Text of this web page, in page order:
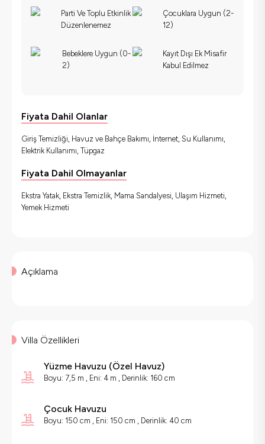
Parti Ve Toplu Etkinlik
Düzenlenemez
Çocuklara Uygun (2-
12)
Bebeklere Uygun (0-
2)
Kayıt Dışı Ek Misafir
Kabul Edilmez
Fiyata Dahil Olanlar
Giriş Temizliği, Havuz ve Bahçe Bakımı, İnternet, Su Kullanımı,
Elektrik Kullanımı, Tüpgaz
Fiyata Dahil Olmayanlar
Ekstra Yatak, Ekstra Temizlik, Mama Sandalyesi, Ulaşım Hizmeti,
Yemek Hizmeti
Açıklama
Villa Özellikleri
Yüzme Havuzu (Özel Havuz)
Boyu: 7,5 m , Eni: 4 m , Derinlik: 160 cm
Çocuk Havuzu
Boyu: 150 cm , Eni: 150 cm , Derinlik: 40 cm